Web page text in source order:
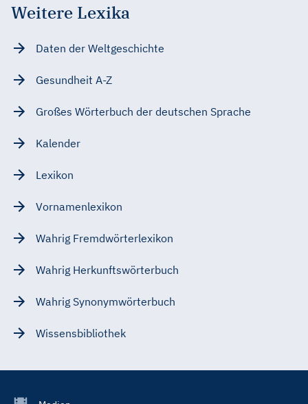
Weitere Lexika
Daten der Weltgeschichte
Gesundheit A-Z
Großes Wörterbuch der deutschen Sprache
Kalender
Lexikon
Vornamenlexikon
Wahrig Fremdwörterlexikon
Wahrig Herkunftswörterbuch
Wahrig Synonymwörterbuch
Wissensbibliothek